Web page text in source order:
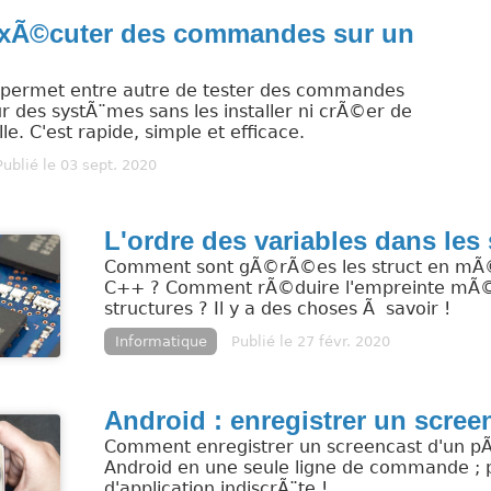
des commandes sur un
entre autre de tester des commandes
des systÃ¨mes sans les installer ni crÃ©er de
C'est rapide, simple et efficace.
le 03 sept. 2020
L'ordre des variables dans les
Comment sont gÃ©rÃ©es les struct en
C++ ? Comment rÃ©duire l'empreinte
structures ? Il y a des choses Ã savoir !
Informatique Publié le 27 févr. 2020
Android : enregistrer un
Comment enregistrer un screencast d'un
Android en une seule ligne de commande ;